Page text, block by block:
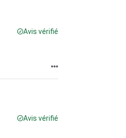
Avis vérifié
Avis vérifié